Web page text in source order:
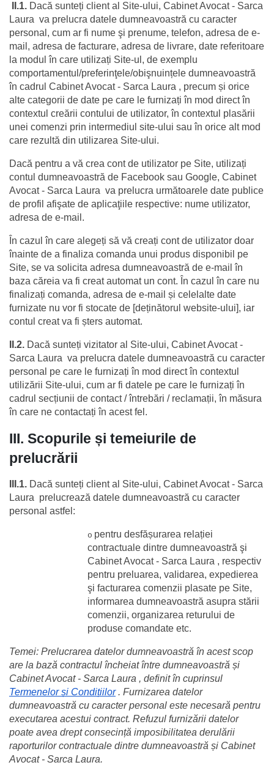
II.1. Dacă sunteți client al Site-ului, Cabinet Avocat - Sarca
Laura  va prelucra datele dumneavoastră cu caracter
personal, cum ar fi nume şi prenume, telefon, adresa de e-
mail, adresa de facturare, adresa de livrare, date referitoare
la modul în care utilizați Site-ul, de exemplu
comportamentul/preferinţele/obişnuințele dumneavoastră
în cadrul Cabinet Avocat - Sarca Laura , precum și orice
alte categorii de date pe care le furnizați în mod direct în
contextul creării contului de utilizator, în contextul plasării
unei comenzi prin intermediul site-ului sau în orice alt mod
care rezultă din utilizarea Site-ului.
Dacă pentru a vă crea cont de utilizator pe Site, utilizați
contul dumneavoastră de Facebook sau Google, Cabinet
Avocat - Sarca Laura  va prelucra următoarele date publice
de profil afişate de aplicaţiile respective: nume utilizator,
adresa de e-mail.
În cazul în care alegeți să vă creați cont de utilizator doar
înainte de a finaliza comanda unui produs disponibil pe
Site, se va solicita adresa dumneavoastră de e-mail în
baza căreia va fi creat automat un cont. În cazul în care nu
finalizați comanda, adresa de e-mail și celelalte date
furnizate nu vor fi stocate de [deținătorul website-ului], iar
contul creat va fi șters automat.
II.2. Dacă sunteți vizitator al Site-ului, Cabinet Avocat -
Sarca Laura  va prelucra datele dumneavoastră cu caracter
personal pe care le furnizați în mod direct în contextul
utilizării Site-ului, cum ar fi datele pe care le furnizați în
cadrul secțiunii de contact / întrebări / reclamații, în măsura
în care ne contactați în acest fel.
III. Scopurile și temeiurile de
prelucrării
III.1. Dacă sunteți client al Site-ului, Cabinet Avocat - Sarca
Laura  prelucrează datele dumneavoastră cu caracter
personal astfel:
o pentru desfășurarea relației
contractuale dintre dumneavoastră şi
Cabinet Avocat - Sarca Laura , respectiv
pentru preluarea, validarea, expedierea
şi facturarea comenzii plasate pe Site,
informarea dumneavoastră asupra stării
comenzii, organizarea returului de
produse comandate etc.
Temei: Prelucrarea datelor dumneavoastră în acest scop
are la bază contractul încheiat între dumneavoastră și
Termenelor și Condițiilor . Furnizarea datelor
dumneavoastră cu caracter personal este necesară pentru
executarea acestui contract. Refuzul furnizării datelor
poate avea drept consecință imposibilitatea derulării
raporturilor contractuale dintre dumneavoastră și Cabinet
Avocat - Sarca Laura.